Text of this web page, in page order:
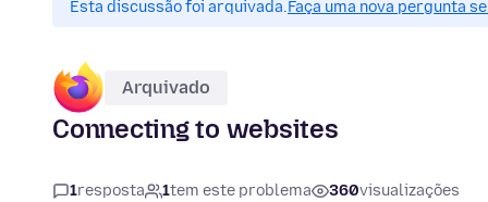
Esta discussão foi arquivada.Faça uma nova pergunta
Arquivado
Connecting to websites
1resposta 1tem este problema 360visualizações